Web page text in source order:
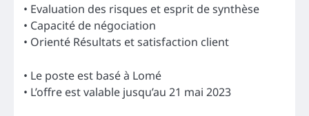
• Evaluation des risques et esprit de synthèse
• Capacité de négociation
• Orienté Résultats et satisfaction client
• Le poste est basé à Lomé
• L’offre est valable jusqu’au 21 mai 2023